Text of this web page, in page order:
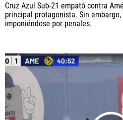
Cruz Azul Sub-21 empató contra
principal protagonista. Sin
imponiéndose por penales.